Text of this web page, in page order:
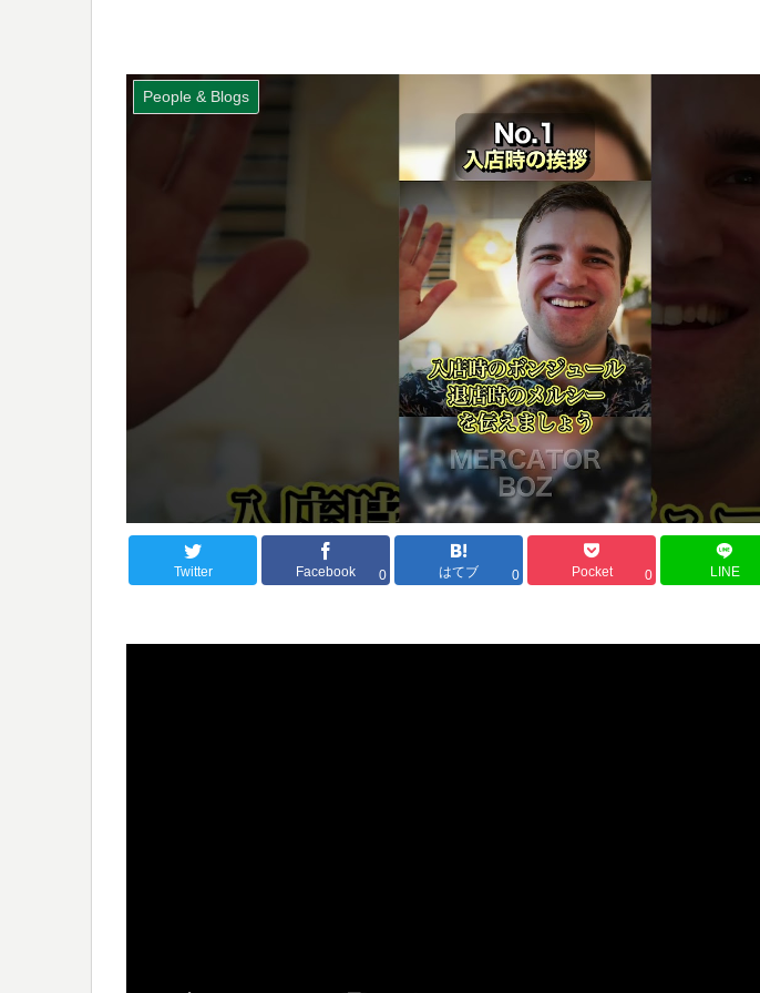
People & Blogs
Twitter Facebook 0 はてブ 0 Pocket 0 LINE